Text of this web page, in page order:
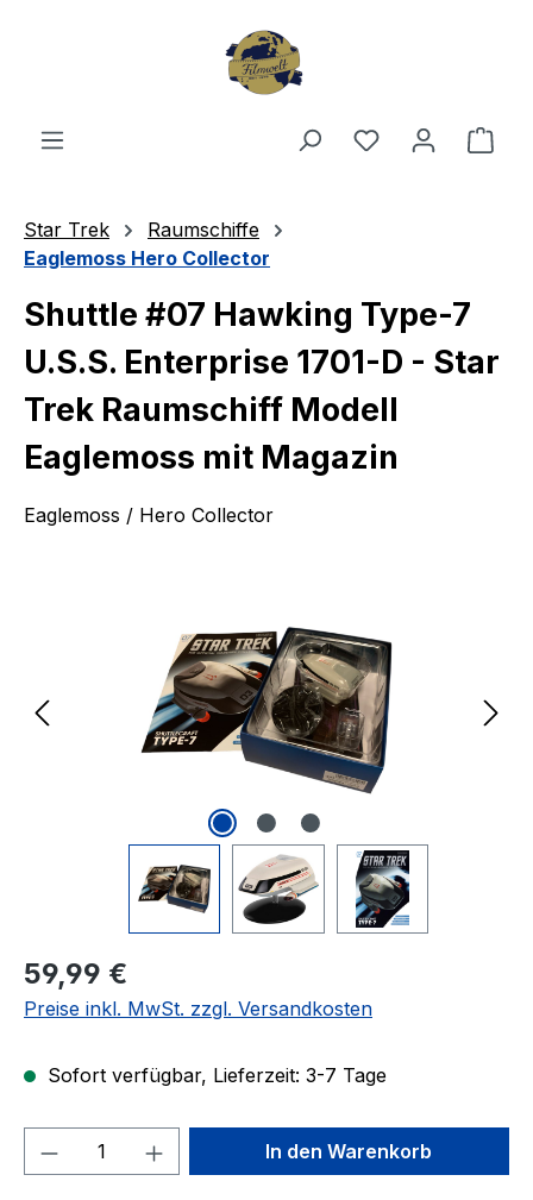
Du hast 0
Star Trek
Raumschiffe
Eaglemoss Hero Collector
Shuttle #07 Hawking Type-7
U.S.S. Enterprise 1701-D - Star
Trek Raumschiff Modell
Eaglemoss mit Magazin
Eaglemoss / Hero Collector
Regulärer Preis:
59,99 €
Preise inkl. MwSt. zzgl. Versandkosten
Sofort verfügbar, Lieferzeit: 3-7 Tage
Produkt Anzahl: Gib denIn den Warenkorb